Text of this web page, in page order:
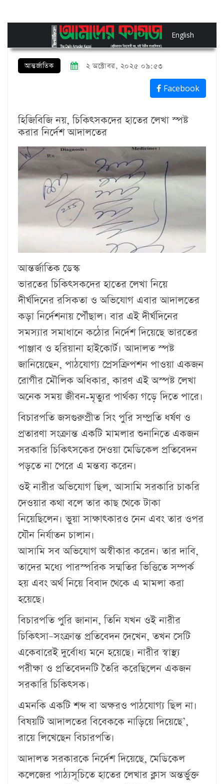
English
আন্তর্জাতিক ২ অক্টোবর, ২০২৫ ০৯:৫৩
Facebook
হিজিবিজি নয়, চিকিৎসকদের হাতের লেখা স্পষ্ট
করার নির্দেশ আদালতের
আন্তর্জাতিক ডেস্ক
ভারতের চিকিৎসকদের হাতের লেখা নিয়ে
দীর্ঘদিনের রসিকতা ও অভিযোগ এবার আদালতের
কড়া নির্দেশনায় পৌঁছাল। বার এই দীর্ঘদিনের
সমস্যার সমাধানে কঠোর নির্দেশ দিয়েছে ভারতের
পাঞ্জাব ও হরিয়ানা হাইকোর্ট। আদালত স্পষ্ট
জানিয়েছেন, পাঠযোগ্য প্রেসক্রিপশন পাওয়া একজন
রোগীর মৌলিক অধিকার, কারণ এই অস্পষ্ট লেখা
অনেক সময় জীবন-মৃত্যুর পার্থক্য গড়ে দিতে পারে।
বিচারপতি জসগুরুপ্রীত সিং পুরি সম্প্রতি ধর্ষণ ও
প্রতারণা সংক্রান্ত একটি মামলার শুনানিতে একজন
সরকারি চিকিৎসকের দেওয়া মেডিকেল প্রতিবেদন
পড়তে না পেরে এ মন্তব্য করেন।
ওই নারীর অভিযোগ ছিল, আসামি সরকারি চাকরি
দেওয়ার কথা বলে তার কাছ থেকে টাকা
নিয়েছিলেন। ভুয়া সাক্ষাৎকারও নেন এবং তার ওপর
যৌন নির্যাতন চালান।
আসামি সব অভিযোগ অস্বীকার করেন। তার দাবি,
তাদের মধ্যে পারস্পরিক সম্মতির ভিত্তিতে সম্পর্ক
হয় এবং অর্থ নিয়ে বিবাদ থেকে এ মামলা করা
হয়েছে।
বিচারপতি পুরি জানান, তিনি যখন ওই নারীর
চিকিৎসা–সংক্রান্ত প্রতিবেদন দেখেন, তখন সেটি
একেবারেই দুর্বোধ্য মনে হয়েছে। নারীর স্বাস্থ্য
পরীক্ষা ও প্রতিবেদনটি তৈরি করেছিলেন একজন
সরকারি চিকিৎসক।
এমনকি একটি শব্দ বা অক্ষরও পাঠযোগ্য ছিল না।
বিষয়টি আদালতের বিবেককে নাড়িয়ে দিয়েছে’,
রায়ে লিখেছেন বিচারপতি।
আদালত সরকারকে নির্দেশ দিয়েছে, মেডিকেল
কলেজের পাঠ্যসূচিতে হাতের লেখার ক্লাস অন্তর্ভুক্ত